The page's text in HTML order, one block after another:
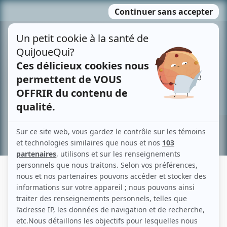
MENU
contenu
Recherche avancée »
LUCILLE BÉLAIR
Liens
Fiche de Lucille Bélair sur Showbizz.net